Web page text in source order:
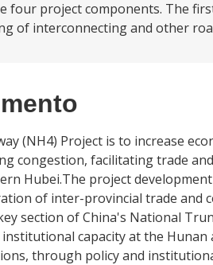
four project components. The
of interconnecting and other
(NH4) Project is to increase
facilitating trade
Hubei.The project
of inter-provincial trade and
section of China's National
capacity at the Hunan
through policy and